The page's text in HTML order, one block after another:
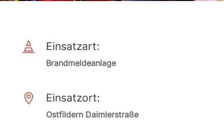
 Einsatzart:
Brandmeldeanlage
 Einsatzort:
Ostfildern Daimlerstraße